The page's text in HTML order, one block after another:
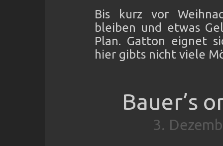
Bis kurz vor
bleiben und etwas
Plan. Gatton eignet
hier gibts nicht viele
Bauer’s
3.